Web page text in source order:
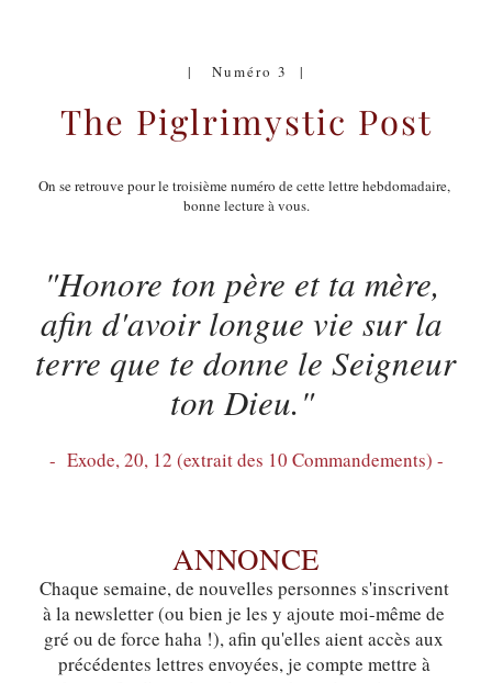
|   Numéro 3  |
The Piglrimystic Post
On se retrouve pour le troisième numéro de cette lettre hebdomadaire,
bonne lecture à vous.
"Honore ton père et ta mère,
afin d'avoir longue vie sur la
terre que te donne le Seigneur
ton Dieu."
-  Exode, 20, 12 (extrait des 10 Commandements) -
ANNONCE
Chaque semaine, de nouvelles personnes s'inscrivent
à la newsletter (ou bien je les y ajoute moi-même de
gré ou de force haha !), afin qu'elles aient accès aux
précédentes lettres envoyées, je compte mettre à